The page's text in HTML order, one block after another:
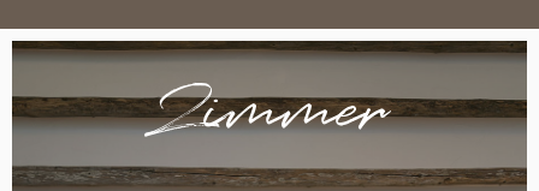
Zimmer